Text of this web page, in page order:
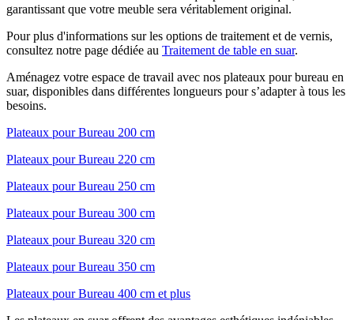
garantissant que votre meuble sera véritablement original.
Pour plus d'informations sur les options de traitement et de vernis,
consultez notre page dédiée au Traitement de table en suar.
Aménagez votre espace de travail avec nos plateaux pour bureau en
suar, disponibles dans différentes longueurs pour s’adapter à tous les
besoins.
Plateaux pour Bureau 200 cm
Plateaux pour Bureau 220 cm
Plateaux pour Bureau 250 cm
Plateaux pour Bureau 300 cm
Plateaux pour Bureau 320 cm
Plateaux pour Bureau 350 cm
Plateaux pour Bureau 400 cm et plus